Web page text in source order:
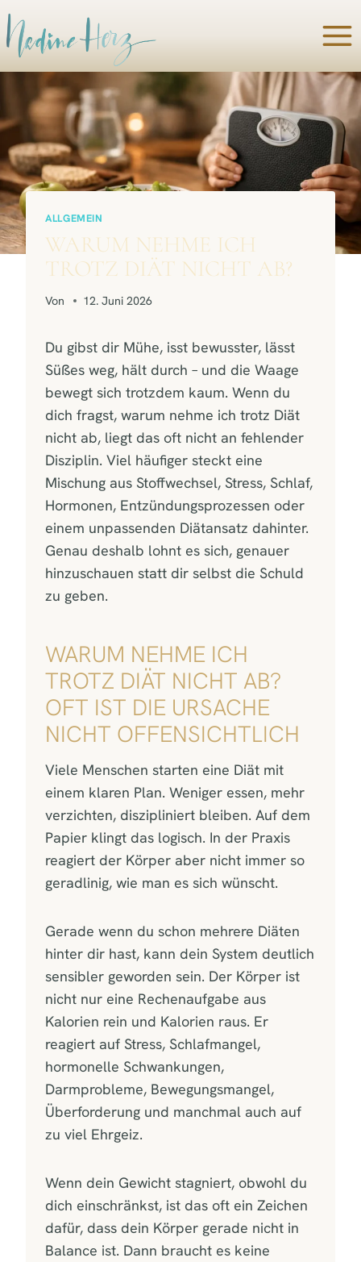
Zum
Inhalt
springen
ALLGEMEIN
WARUM NEHME ICH
TROTZ DIÄT NICHT AB?
Von 12. Juni 2026
Du gibst dir Mühe, isst bewusster, lässt
Süßes weg, hält durch – und die Waage
bewegt sich trotzdem kaum. Wenn du
dich fragst, warum nehme ich trotz Diät
nicht ab, liegt das oft nicht an fehlender
Disziplin. Viel häufiger steckt eine
Mischung aus Stoffwechsel, Stress, Schlaf,
Hormonen, Entzündungsprozessen oder
einem unpassenden Diätansatz dahinter.
Genau deshalb lohnt es sich, genauer
hinzuschauen statt dir selbst die Schuld
zu geben.
WARUM NEHME ICH
TROTZ DIÄT NICHT AB?
OFT IST DIE URSACHE
NICHT OFFENSICHTLICH
Viele Menschen starten eine Diät mit
einem klaren Plan. Weniger essen, mehr
verzichten, diszipliniert bleiben. Auf dem
Papier klingt das logisch. In der Praxis
reagiert der Körper aber nicht immer so
geradlinig, wie man es sich wünscht.
Gerade wenn du schon mehrere Diäten
hinter dir hast, kann dein System deutlich
sensibler geworden sein. Der Körper ist
nicht nur eine Rechenaufgabe aus
Kalorien rein und Kalorien raus. Er
reagiert auf Stress, Schlafmangel,
hormonelle Schwankungen,
Darmprobleme, Bewegungsmangel,
Überforderung und manchmal auch auf
zu viel Ehrgeiz.
Wenn dein Gewicht stagniert, obwohl du
dich einschränkst, ist das oft ein Zeichen
dafür, dass dein Körper gerade nicht in
Balance ist. Dann braucht es keine